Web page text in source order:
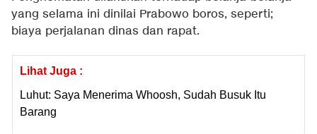
yang selama ini dinilai Prabowo boros, seperti;
biaya perjalanan dinas dan rapat.
Lihat Juga :
Luhut: Saya Menerima Whoosh, Sudah Busuk Itu
Barang